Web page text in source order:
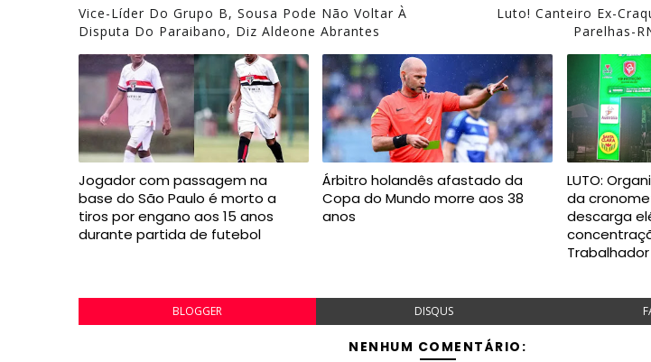
Vice-Líder Do Grupo B, Sousa Pode Não Voltar À
Disputa Do Paraibano, Diz Aldeone Abrantes
Luto! Canteiro Ex-
Parelhas-
Jogador com passagem na
base do São Paulo é morto a
tiros por engano aos 15 anos
durante partida de futebol
Árbitro holandês afastado da
Copa do Mundo morre aos 38
anos
LUTO:
da
descarga
BLOGGER DISQUS
NENHUM COMENTÁRIO: